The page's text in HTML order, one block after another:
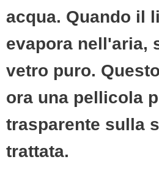
acqua. Quando il
evapora nell'aria,
vetro puro.
ora una pellicola
trasparente sulla
trattata.